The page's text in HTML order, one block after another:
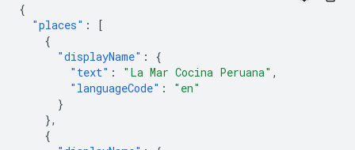
{
"places" :
[
{
"displayName" :
{
"text" : "La Mar Cocina Peruana" ,
"languageCode" :
"en"
}
},
{